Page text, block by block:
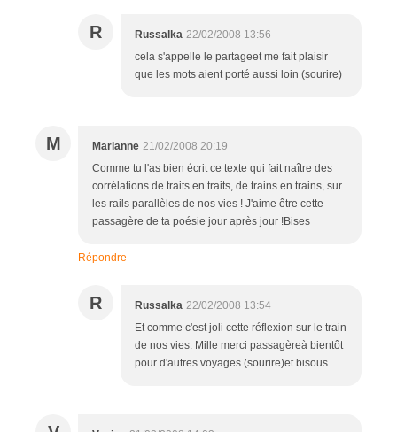
R Russalka 22/02/2008 13:56
cela s'appelle le partageet me fait plaisir
que les mots aient porté aussi loin (sourire)
M Marianne 21/02/2008 20:19
Comme tu l'as bien écrit ce texte qui fait naître des
corrélations de traits en traits, de trains en trains, sur
les rails parallèles de nos vies ! J'aime être cette
passagère de ta poésie jour après jour !Bises
Répondre
R Russalka 22/02/2008 13:54
Et comme c'est joli cette réflexion sur le train
de nos vies. Mille merci passagèreà bientôt
pour d'autres voyages (sourire)et bisous